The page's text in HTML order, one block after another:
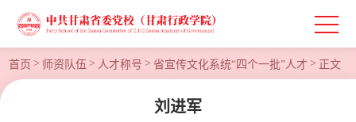
首页 > 师资队伍 > 人才称号 > 省宣传文化系统“四个一批”人才 > 正文
刘进军